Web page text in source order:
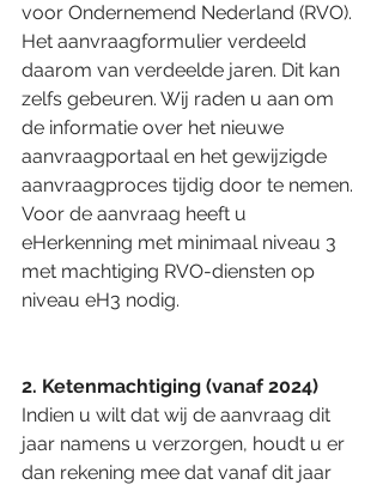
voor Ondernemend Nederland (RVO).
Het aanvraagformulier verdeeld
daarom van verdeelde jaren. Dit kan
zelfs gebeuren. Wij raden u aan om
de informatie over het nieuwe
aanvraagportaal en het gewijzigde
aanvraagproces tijdig door te nemen.
Voor de aanvraag heeft u
eHerkenning met minimaal niveau 3
met machtiging RVO-diensten op
niveau eH3 nodig.
2. Ketenmachtiging (vanaf 2024)
Indien u wilt dat wij de aanvraag dit
jaar namens u verzorgen, houdt u er
dan rekening mee dat vanaf dit jaar